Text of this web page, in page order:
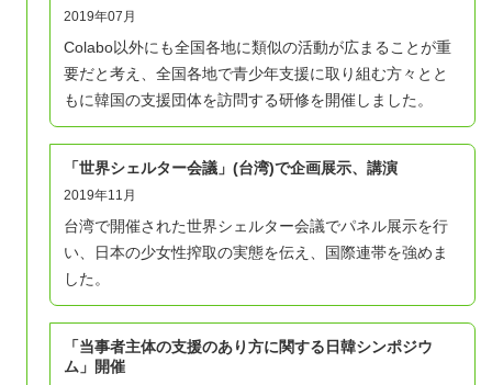
2019年07月
Colabo以外にも全国各地に類似の活動が広まることが重
要だと考え、全国各地で青少年支援に取り組む方々とと
もに韓国の支援団体を訪問する研修を開催しました。
「世界シェルター会議」(台湾)で企画展示、講演
2019年11月
台湾で開催された世界シェルター会議でパネル展示を行
い、日本の少女性搾取の実態を伝え、国際連帯を強めま
した。
「当事者主体の支援のあり方に関する日韓シンポジウ
ム」開催